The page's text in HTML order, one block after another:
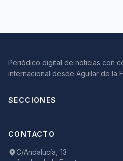
Periódico digital de noticias con
internacional desde Aguilar de la
SECCIONES
CONTACTO
C/Andalucía, 13